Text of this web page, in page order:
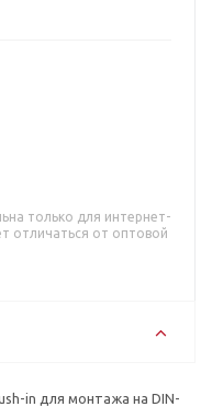
только для интернет-
отличаться от оптовой
in для монтажа на DIN-